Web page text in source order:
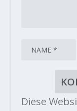
Diese